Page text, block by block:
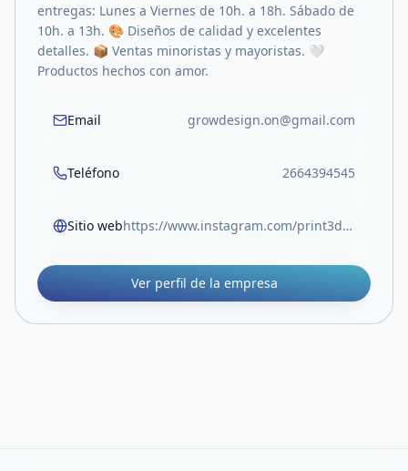
entregas: Lunes a Viernes de 10h. a 18h. Sábado de
10h. a 13h. 🎨 Diseños de calidad y excelentes
detalles. 📦 Ventas minoristas y mayoristas. 🤍
Productos hechos con amor.
Email growdesign.on@gmail.com
Teléfono 2664394545
Sitio web https://www.instagram.com/print3d.grow
Ver perfil de la empresa